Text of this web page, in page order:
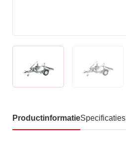
ProductinformatieSpecificaties